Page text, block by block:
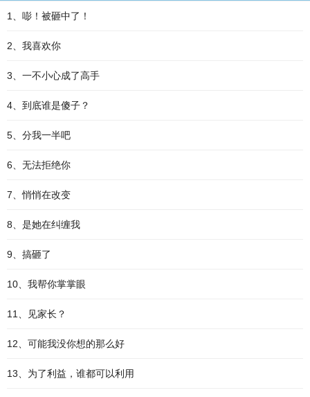
1、嘭！被砸中了！
2、我喜欢你
3、一不小心成了高手
4、到底谁是傻子？
5、分我一半吧
6、无法拒绝你
7、悄悄在改变
8、是她在纠缠我
9、搞砸了
10、我帮你掌掌眼
11、见家长？
12、可能我没你想的那么好
13、为了利益，谁都可以利用